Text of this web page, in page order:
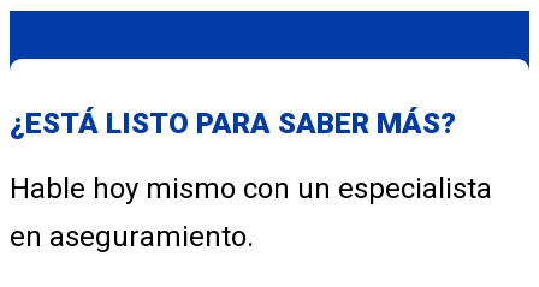
¿ESTÁ LISTO PARA SABER MÁS?
Hable hoy mismo con un especialista
en aseguramiento.